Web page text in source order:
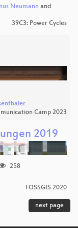
Neumann and
39C3: Power Cycles
Camp 2023
2019
258
FOSSGIS 2020
next page